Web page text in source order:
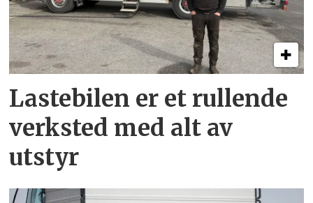
Lastebilen er et rullende
verksted med alt av
utstyr